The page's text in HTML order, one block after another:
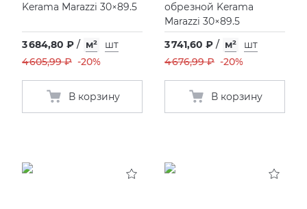
Kerama Marazzi 30×89.5
3 684,80 ₽ / м²
шт
4 605,99 ₽ -20%
В корзину
обрезной Kerama
Marazzi 30×89.5
3 741,60 ₽ / м²
шт
4 676,99 ₽ -20%
В корзину